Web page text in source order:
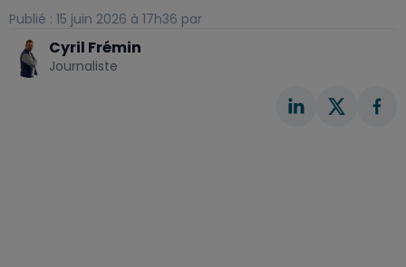
Publié : 15 juin 2026 à 17h36 par
Cyril Frémin
Journaliste